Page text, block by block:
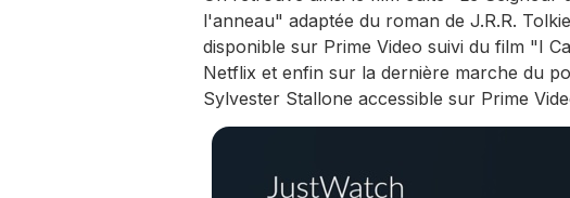
l'anneau" adaptée du roman de J.R.R.
disponible sur Prime Video suivi du film "I
Netflix et enfin sur la dernière marche du
Sylvester Stallone accessible sur Prime